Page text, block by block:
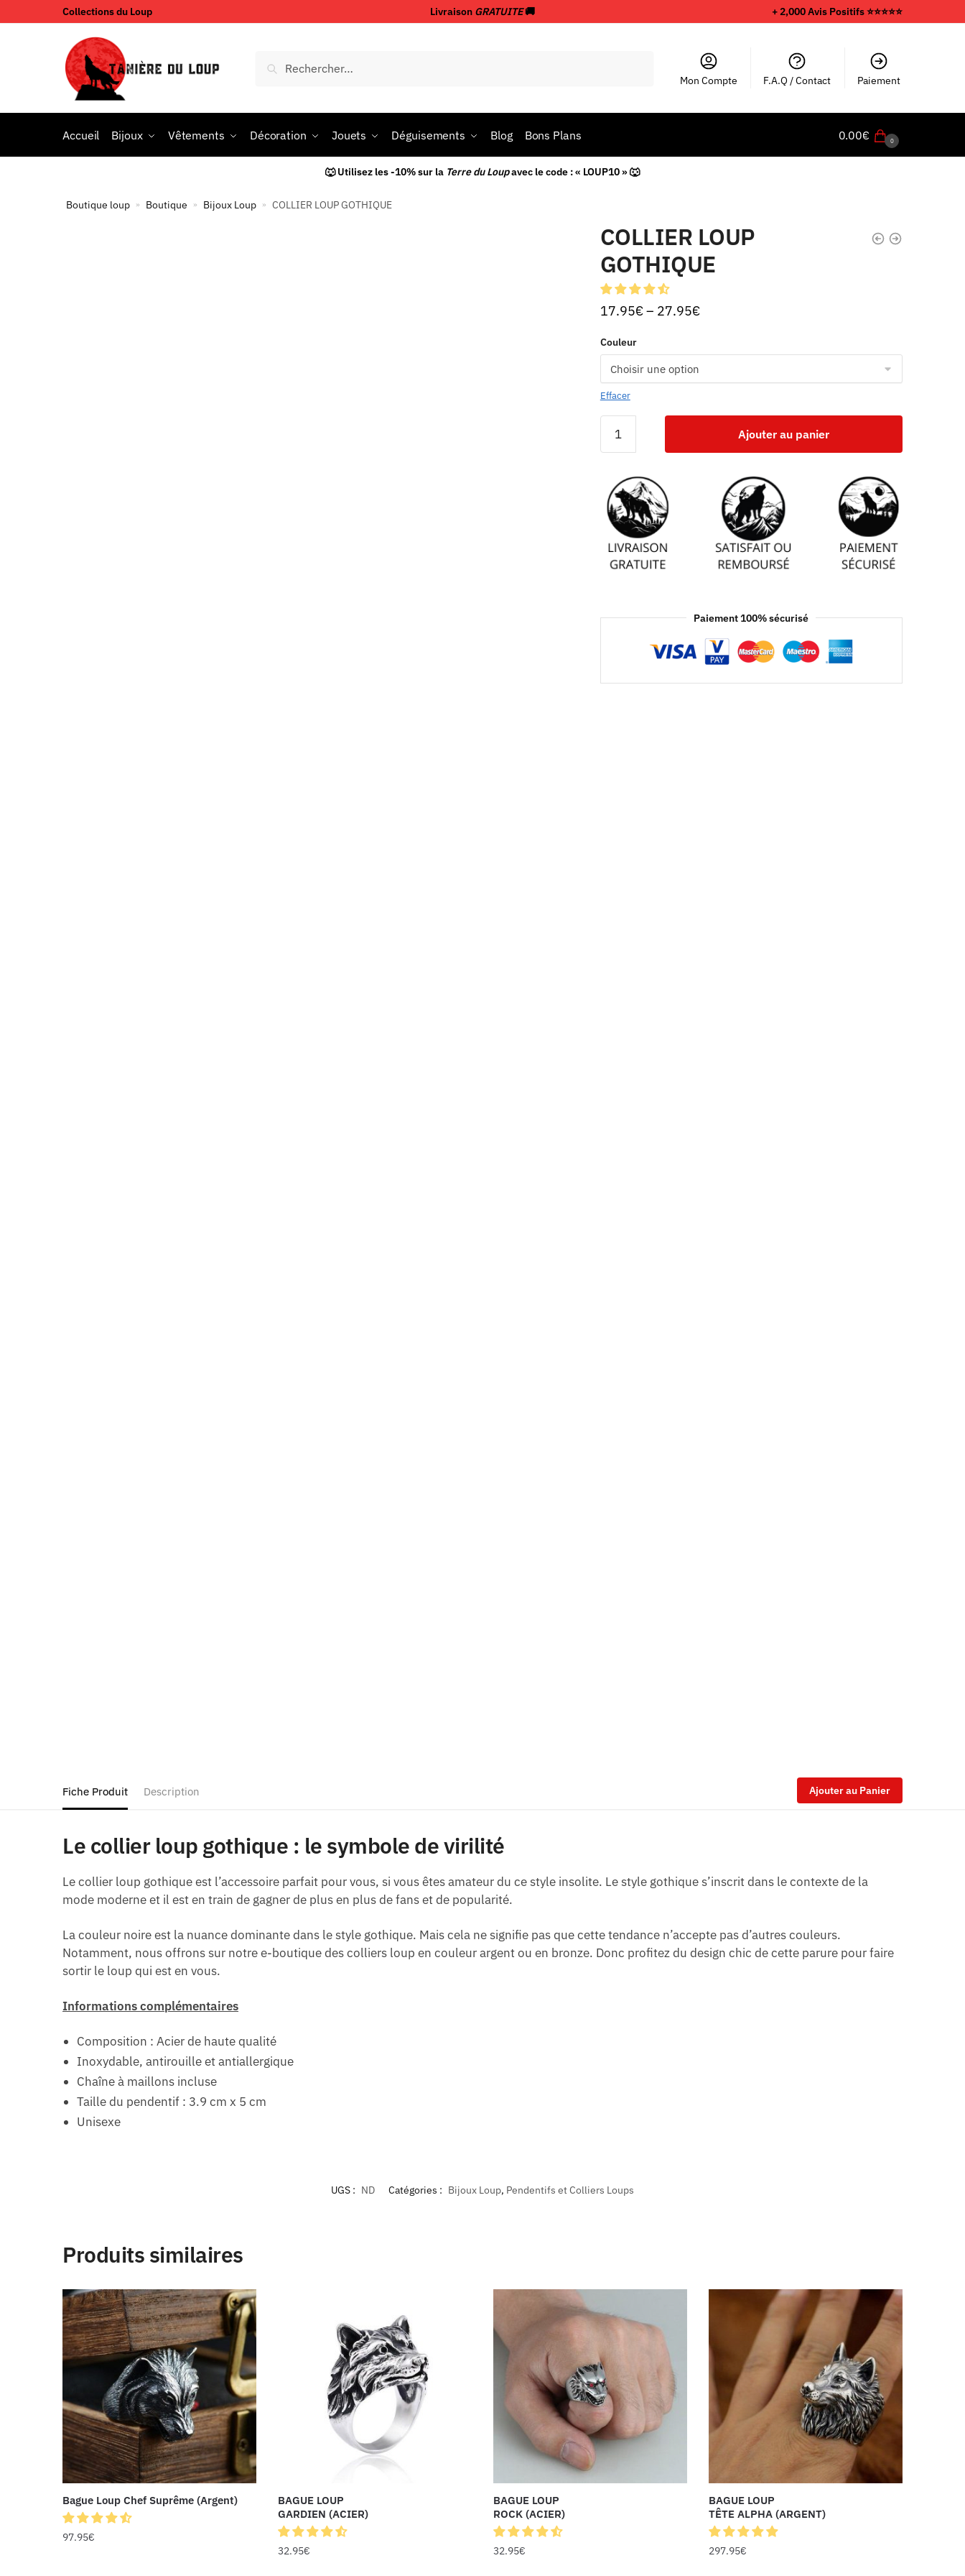
Collections du Loup Livraison GRATUITE🚚 + 2,000 Avis Positifs ⭐️⭐️⭐️⭐️⭐️
Mon Compte F.A.Q / Contact Paiement
Accueil Bijoux Vêtements Décoration Jouets Déguisements Blog Bons Plans 0.00€ 0
🐺 Utilisez les -10% sur la Terre du Loupavec le code : « LOUP10 » 🐺
Boutique loup » Boutique » Bijoux Loup » COLLIER LOUP GOTHIQUE
COLLIER LOUP
GOTHIQUE
17.95€– 27.95€
Couleur
Effacer
Ajouter au panier
Paiement 100% sécurisé
Fiche Produit Description Ajouter au Panier
Le collier loup gothique : le symbole de virilité
Le collier loup gothique est l’accessoire parfait pour vous, si vous êtes amateur du ce style insolite. Le style gothique s’inscrit dans le contexte de la
mode moderne et il est en train de gagner de plus en plus de fans et de popularité.
La couleur noire est la nuance dominante dans le style gothique. Mais cela ne signifie pas que cette tendance n’accepte pas d’autres couleurs.
Notamment, nous offrons sur notre e-boutique des colliers loup en couleur argent ou en bronze. Donc profitez du design chic de cette parure pour faire
sortir le loup qui est en vous.
Informations complémentaires
Composition : Acier de haute qualité
Inoxydable, antirouille et antiallergique
Chaîne à maillons incluse
Taille du pendentif : 3.9 cm x 5 cm
Unisexe
UGS : ND Catégories : Bijoux Loup, Pendentifs et Colliers Loups
Produits similaires
Bague Loup Chef Suprême (Argent)
97.95€
BAGUE LOUP
GARDIEN (ACIER)
32.95€
BAGUE LOUP
ROCK (ACIER)
32.95€
BAGUE LOUP
TÊTE ALPHA (ARGENT)
297.95€